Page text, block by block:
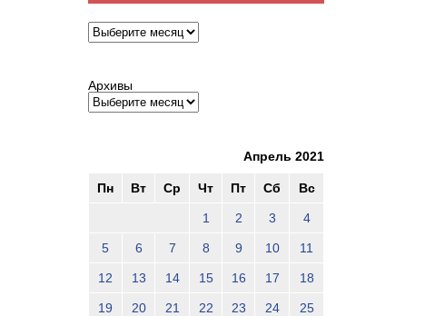
Архивы
Архивы
Апрель 2021
Пн Вт Ср Чт Пт Сб Вс
1 2 3 4
5 6 7 8 9 10 11
12 13 14 15 16 17 18
19 20 21 22 23 24 25